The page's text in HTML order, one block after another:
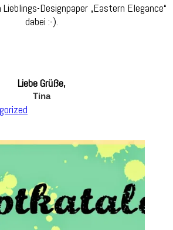
Designpaper „Eastern Elegance“
dabei :-).
Liebe Grüße,
Tina